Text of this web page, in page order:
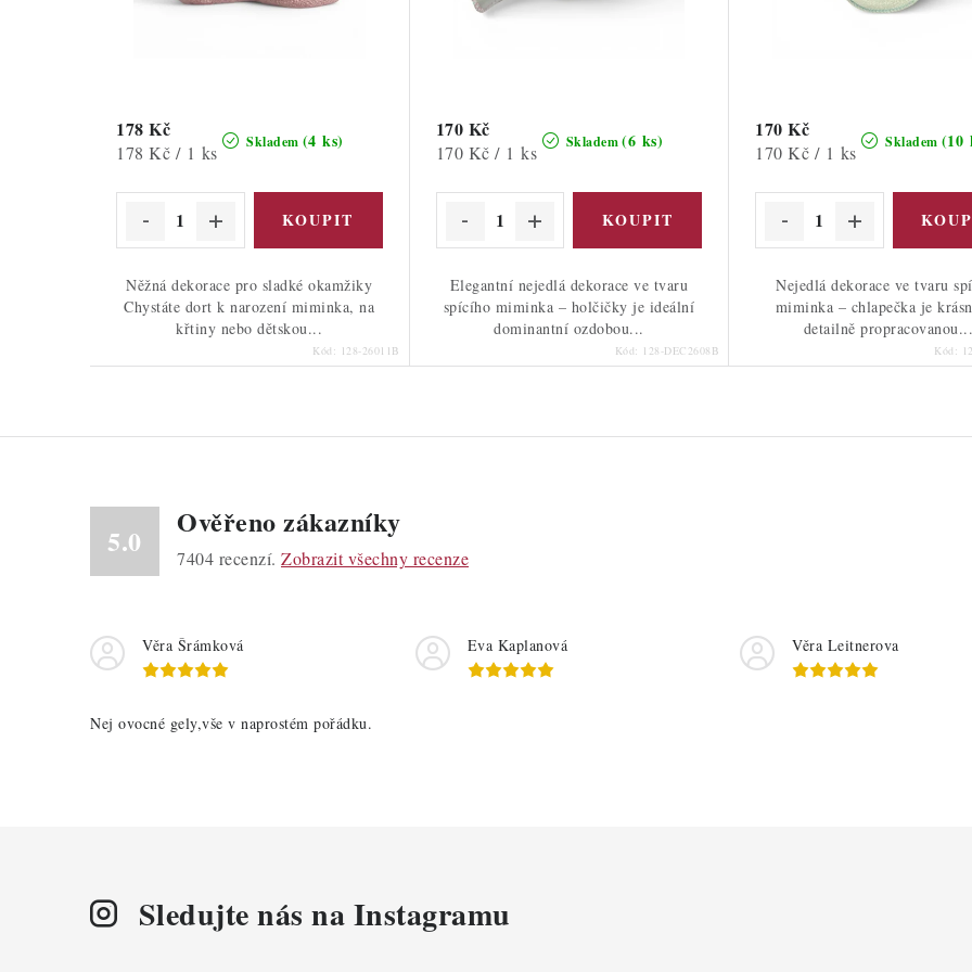
Skladem (4 ks)
178 Kč
Měrná
178 Kč / 1 ks
Něžná dekorace pro sladké okamžiky
Chystáte dort k narození miminka, na
křtiny nebo dětskou...
Kód: 128-26011B
Skladem(6 ks)
170 Kč
Měrná
170 Kč / 1 ks
Elegantní nejedlá dekorace ve tvaru
spícího miminka – holčičky je ideální
dominantní ozdobou...
Kód: 128-DEC2608B
Skladem (10
170 Kč
Měrná
170 Kč / 1 ks
Nejedlá dekorace ve tvaru
miminka – chlapečka je
detailně propracovanou...
Kód:
5.0
Ověřeno zákazníky
7404 recenzí. Zobrazit všechny recenze
Věra Šrámková
Nej ovocné gely,vše v naprostém pořádku.
Eva Kaplanová Věra Leitnerova
Sledujte nás na Instagramu